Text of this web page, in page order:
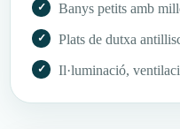
Banys petits amb
Plats de dutxa
Il·luminació,